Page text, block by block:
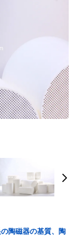
陶磁器の基質、陶